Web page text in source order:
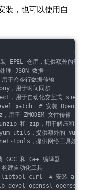
装，也可以使用自
仓库，提供额外的软件
JSON 数据
命令行数据传输
，用于时间同步
，用于自动化交互式 shell
patch  # 安装 OpenSSL
于 ZMODEM 文件传输
和 zip，用于解压和压缩
utils，提供额外的 yum
tools，提供网络工具如
和 G++ 编译器
建自动化工具
curl  # 安装
openssl openssl-